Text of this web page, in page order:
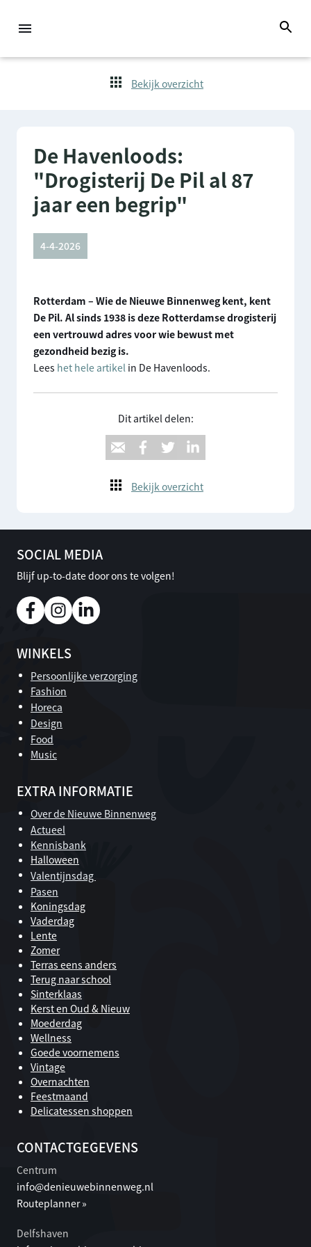
Bekijk overzicht
De Havenloods:
"Drogisterij De Pil al 87
jaar een begrip"
4-4-2026
Rotterdam – Wie de Nieuwe Binnenweg kent, kent
De Pil. Al sinds 1938 is deze Rotterdamse drogisterij
een vertrouwd adres voor wie bewust met
gezondheid bezig is.
Lees het hele artikel in De Havenloods.
Dit artikel delen:
Bekijk overzicht
SOCIAL MEDIA
Blijf up-to-date door ons te volgen!
WINKELS
Persoonlijke verzorging
Fashion
Horeca
Design
Food
Music
EXTRA INFORMATIE
Over de Nieuwe Binnenweg
Actueel
Kennisbank
Halloween
Valentijnsdag
Pasen
Koningsdag
Vaderdag
Lente
Zomer
Terras eens anders
Terug naar school
Sinterklaas
Kerst en Oud & Nieuw
Moederdag
Wellness
Goede voornemens
Vintage
Overnachten
Feestmaand
Delicatessen shoppen
CONTACTGEGEVENS
Centrum
info@denieuwebinnenweg.nl
Routeplanner »
Delfshaven